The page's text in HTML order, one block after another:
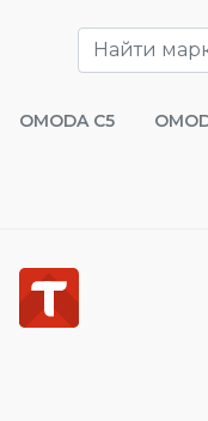
OMODA C5